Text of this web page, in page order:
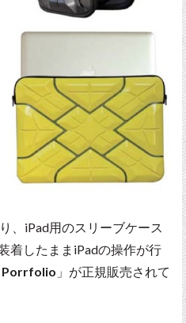
、iPad用のスリーブケース
着したままiPadの操作が行
Porrfolio 」が正規販売されて